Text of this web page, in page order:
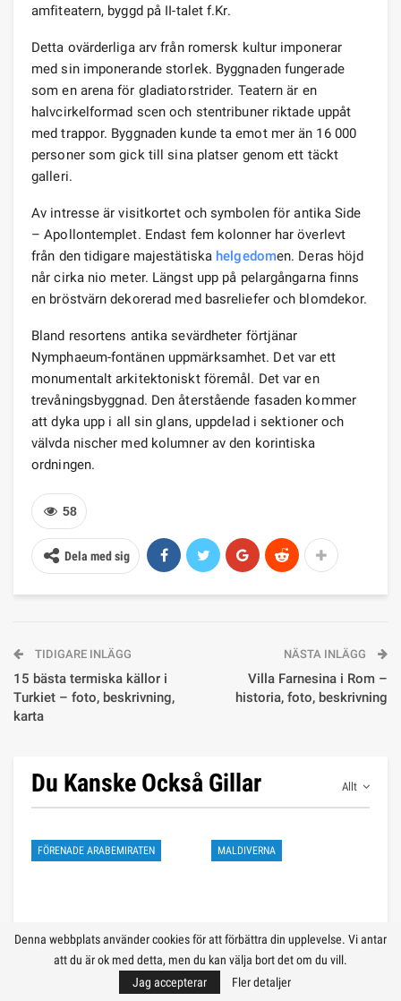
amfiteatern, byggd på II-talet f.Kr.
Detta ovärderliga arv från romersk kultur imponerar
med sin imponerande storlek. Byggnaden fungerade
som en arena för gladiatorstrider. Teatern är en
halvcirkelformad scen och stentribuner riktade uppåt
med trappor. Byggnaden kunde ta emot mer än 16 000
personer som gick till sina platser genom ett täckt
galleri.
Av intresse är visitkortet och symbolen för antika Side
– Apollontemplet. Endast fem kolonner har överlevt
från den tidigare majestätiska helgedomen. Deras höjd
når cirka nio meter. Längst upp på pelargångarna finns
en bröstvärn dekorerad med basreliefer och blomdekor.
Bland resortens antika sevärdheter förtjänar
Nymphaeum-fontänen uppmärksamhet. Det var ett
monumentalt arkitektoniskt föremål. Det var en
trevåningsbyggnad. Den återstående fasaden kommer
att dyka upp i all sin glans, uppdelad i sektioner och
välvda nischer med kolumner av den korintiska
ordningen.
58
Dela med sig
TIDIGARE INLÄGG
15 bästa termiska källor i
Turkiet – foto, beskrivning,
karta
NÄSTA INLÄGG
Villa Farnesina i Rom –
historia, foto, beskrivning
Allt
Du Kanske Också Gillar
FÖRENADE ARABEMIRATEN
🏖️ Strandsemester i Qatar:
bekvämligheter och
MALDIVERNA
💰 Budgetsemester på
Maldiverna: en guide till ett
Denna webbplats använder cookies för att förbättra din upplevelse. Vi antar
att du är ok med detta, men du kan välja bort det om du vill.
Jag accepterar
Fler detaljer